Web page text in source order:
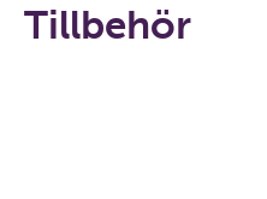
Tillbehör